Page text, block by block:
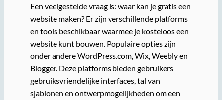
Een veelgestelde vraag is: waar kan je gratis een
website maken? Er zijn verschillende platforms
en tools beschikbaar waarmee je kosteloos een
website kunt bouwen. Populaire opties zijn
onder andere WordPress.com, Wix, Weebly en
Blogger. Deze platforms bieden gebruikers
gebruiksvriendelijke interfaces, tal van
sjablonen en ontwerpmogelijkheden om een